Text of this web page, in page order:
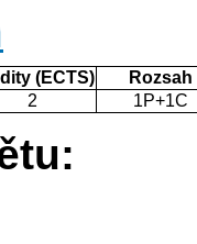
(ECTS)
Rozsah
2 1P+1C